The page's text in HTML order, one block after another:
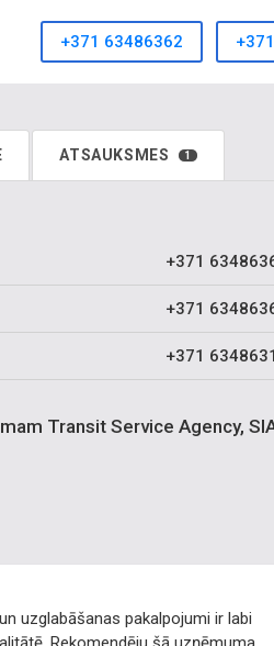
+371 63486362
ATSAUKSMES 1
+371
+371
+371
Transit Service Agency,
uzglabāšanas pakalpojumi ir labi